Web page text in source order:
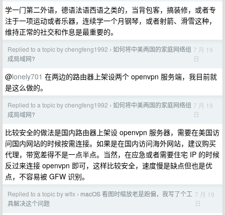
学一门第二外语，德语法语西语之类的，当背包客，搞装修，或者专
注于一项运动或者乐器，连续学一个月钢琴，或者射箭、滑雪这种，
维持正常的社交和作息是最重要的。
Replied to a topic by chengfeng1992 › 如何将中美两国的家庭网络组
成局域网?
7 月 19
日
@lonely701 在两边的路由器上架设两个 openvpn 服务端，我目前就
是这么做的。
Replied to a topic by chengfeng1992 › 如何将中美两国的家庭网络组
成局域网?
7 月 19
日
比较安全的做法是国内路由器上架设 openvpn 服务器，需要在美国访
问国内网站的时候按需连接。如果是在国内访问海外网站，建议购买
代理，带宽差得不是一点半点。当然，在应急或者需要住宅 IP 的时候
反过来连接 openvpn 即可，这样比较安全，速度慢是缺点但也是优
点，不容易被 GFW 识别。
Replied to a topic by wflx › macOS 看图时缩放老是跑偏，我写了个工
具解决这个问题
7 月 19
日